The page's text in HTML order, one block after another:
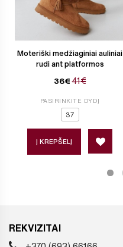
Moteriški medžiaginiai auliniai
rudi ant platformos
36€ 41€
PASIRINKITE DYDĮ
37
Į KREPŠELĮ
REKVIZITAI